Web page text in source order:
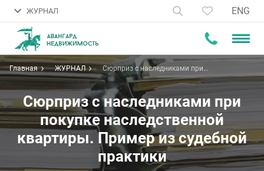
ЖУРНАЛ ENG
Главная ЖУРНАЛ
Сюрприз с наследниками при
покупке наследственной
квартиры. Пример из судебной
практики
Сюрприз с наследниками при
покупке наследственной
квартиры. Пример из судебной
практики